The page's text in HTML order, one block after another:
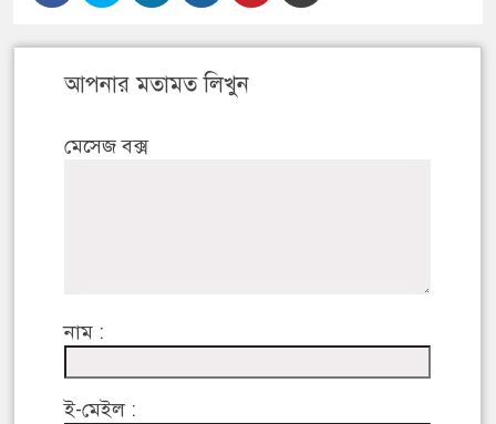
আপনার মতামত লিখুন
মেসেজ বক্স
নাম :
ই-মেইল :